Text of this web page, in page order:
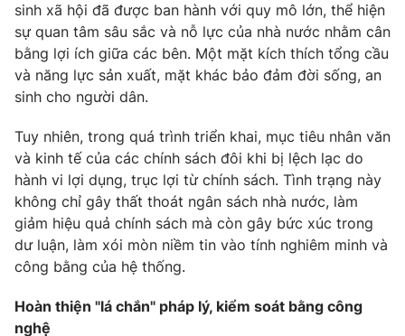
Photo Infographic
Video Shorts video
VTV Sức khoẻ Bất động sản
Thị trường 24h Tấm lòng Việt
VTV4
sinh xã hội đã được ban hành với quy mô lớn, thể hiện
sự quan tâm sâu sắc và nỗ lực của nhà nước nhằm cân
bằng lợi ích giữa các bên. Một mặt kích thích tổng cầu
và năng lực sản xuất, mặt khác bảo đảm đời sống, an
sinh cho người dân.
Tuy nhiên, trong quá trình triển khai, mục tiêu nhân văn
và kinh tế của các chính sách đôi khi bị lệch lạc do
hành vi lợi dụng, trục lợi từ chính sách. Tình trạng này
không chỉ gây thất thoát ngân sách nhà nước, làm
giảm hiệu quả chính sách mà còn gây bức xúc trong
dư luận, làm xói mòn niềm tin vào tính nghiêm minh và
công bằng của hệ thống.
Hoàn thiện "lá chắn" pháp lý, kiểm soát bằng công
nghệ